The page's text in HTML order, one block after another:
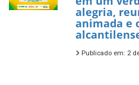
alegria,
animada e
Publicado em: 2